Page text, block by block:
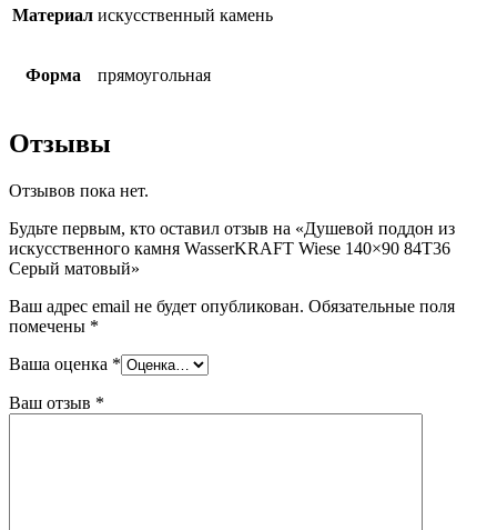
Материал искусственный камень
Форма прямоугольная
Отзывы
Отзывов пока нет.
Будьте первым, кто оставил отзыв на «Душевой поддон из
искусственного камня WasserKRAFT Wiese 140×90 84T36
Серый матовый»
Ваш адрес email не будет опубликован. Обязательные поля
помечены *
Ваша оценка *
Ваш отзыв *